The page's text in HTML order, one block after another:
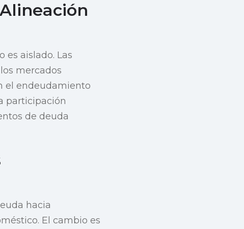
es aislado. Las
mercados
el endeudamiento
participación
de deuda
hacia
El cambio es